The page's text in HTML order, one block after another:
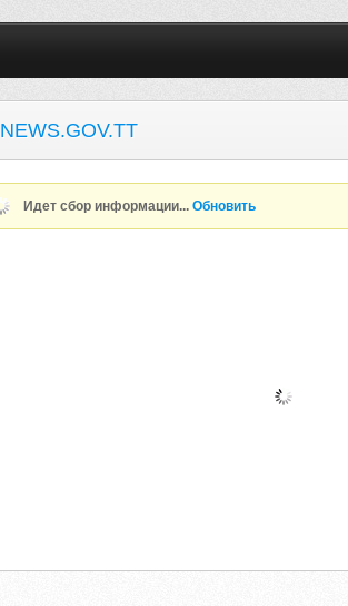
NEWS.GOV.TT
Идет сбор информации...Обновить